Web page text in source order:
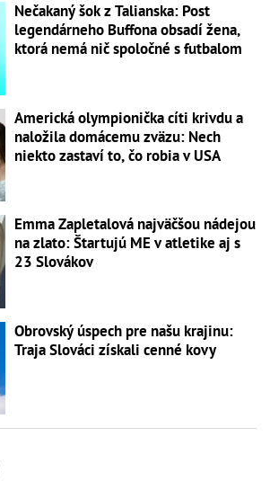
Nečakaný šok z Talianska: Post
legendárneho Buffona obsadí žena,
ktorá nemá nič spoločné s futbalom
Americká olympionička cíti krivdu a
naložila domácemu zväzu: Nech
niekto zastaví to, čo robia v USA
Emma Zapletalová najväčšou nádejou
na zlato: Štartujú ME v atletike aj s
23 Slovákov
Obrovský úspech pre našu krajinu:
Traja Slováci získali cenné kovy